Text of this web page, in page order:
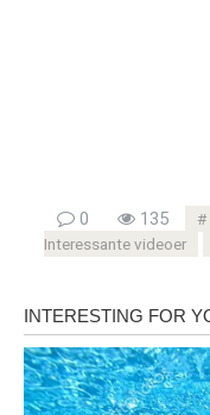
0 135
Interessante videoer